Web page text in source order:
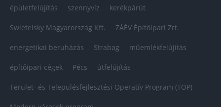
épületfelújítás szennyvíz kerékpárút
Swietelsky Magyarország Kft. ZÁÉV Építőipari Zrt.
energetikai beruházás Strabag műemlékfelújítás
építőipari cégek Pécs útfelújítás
Terület- és Településfejlesztési Operatív Program (TOP)